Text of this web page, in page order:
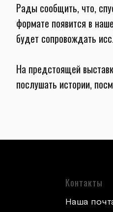
Рады сообщить, что,
формате появится в
будет сопровождать
На предстоящей
послушать истории,
Контакты
Наша